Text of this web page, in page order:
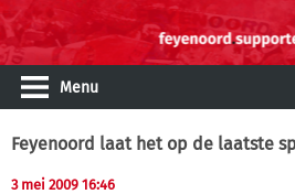
Menu
Feyenoord laat het op de laatste
3 mei 2009 16:46